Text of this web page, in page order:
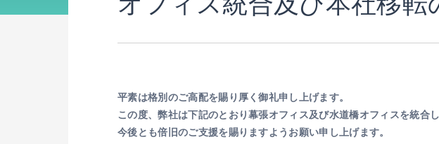
平素は格別のご高配を賜り厚く御礼申し上げます。
この度、弊社は下記のとおり幕張オフィス及び水道橋オフィスを統合
今後とも倍旧のご支援を賜りますようお願い申し上げます。